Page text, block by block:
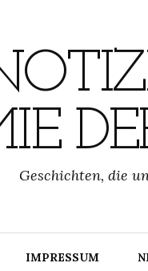
Geschichten, die
IMPRESSUM